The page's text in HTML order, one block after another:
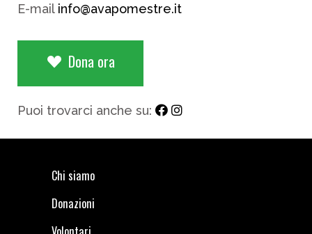
E-mail info@avapomestre.it
Dona ora
Puoi trovarci anche su:
Chi siamo
Donazioni